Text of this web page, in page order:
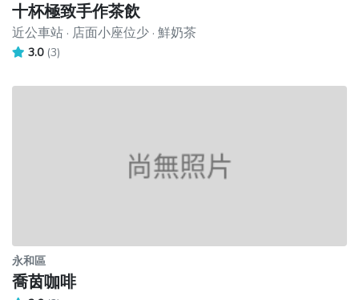
十杯極致手作茶飲
近公車站 · 店面小座位少 · 鮮奶茶
3.0 (3)
永和區
喬茵咖啡